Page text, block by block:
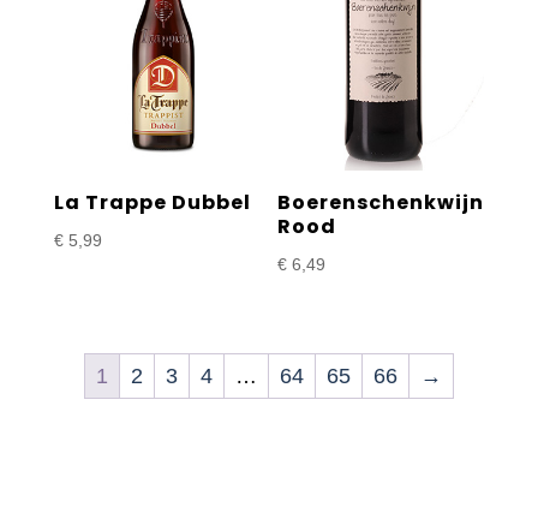
La Trappe Dubbel
€5,99
Boerenschenkwijn
Rood
€ 6,49
1 2 3 4 … 64 65 66 →